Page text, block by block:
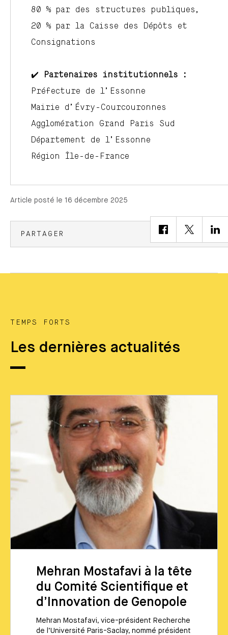
80 % par des structures publiques,
20 % par la Caisse des Dépôts et
Consignations
✔️
Partenaires institutionnels :
Préfecture de l’Essonne
Mairie d’Évry-Courcouronnes
Agglomération Grand Paris Sud
Département de l’Essonne
Région Île-de-France
Article posté le 16 décembre 2025
PARTAGER
TEMPS FORTS
Les dernières actualités
Mehran Mostafavi à la tête
du Comité Scientifique et
d’Innovation de Genopole
Mehran Mostafavi, vice-président Recherche
de l’Université Paris-Saclay, nommé président